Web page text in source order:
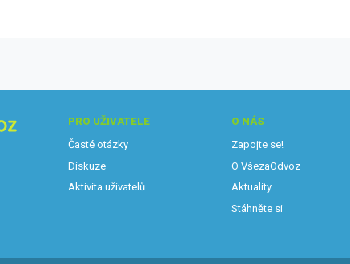
PRO UŽIVATELE
Časté otázky
Diskuze
Aktivita uživatelů
O NÁS
Zapojte se!
O VšezaOdvoz
Aktuality
Stáhněte si